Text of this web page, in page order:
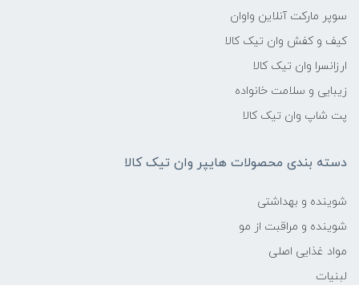
سوپر مارکت آنلاین واوان
کیف و کفش وان تیک کالا
ارزانسرا وان تیک کالا
زیبایی و سلامت خانواده
پت شاپ وان تیک کالا
دسته بندی محصولات هایپر وان تیک کالا
شوینده و بهداشتی
شوینده و مراقبت از مو
مواد غذایی اصلی
لبنیات